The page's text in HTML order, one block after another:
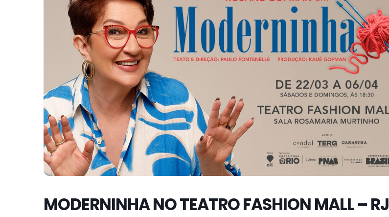
MODERNINHA NO TEATRO FASHION MALL – RJ